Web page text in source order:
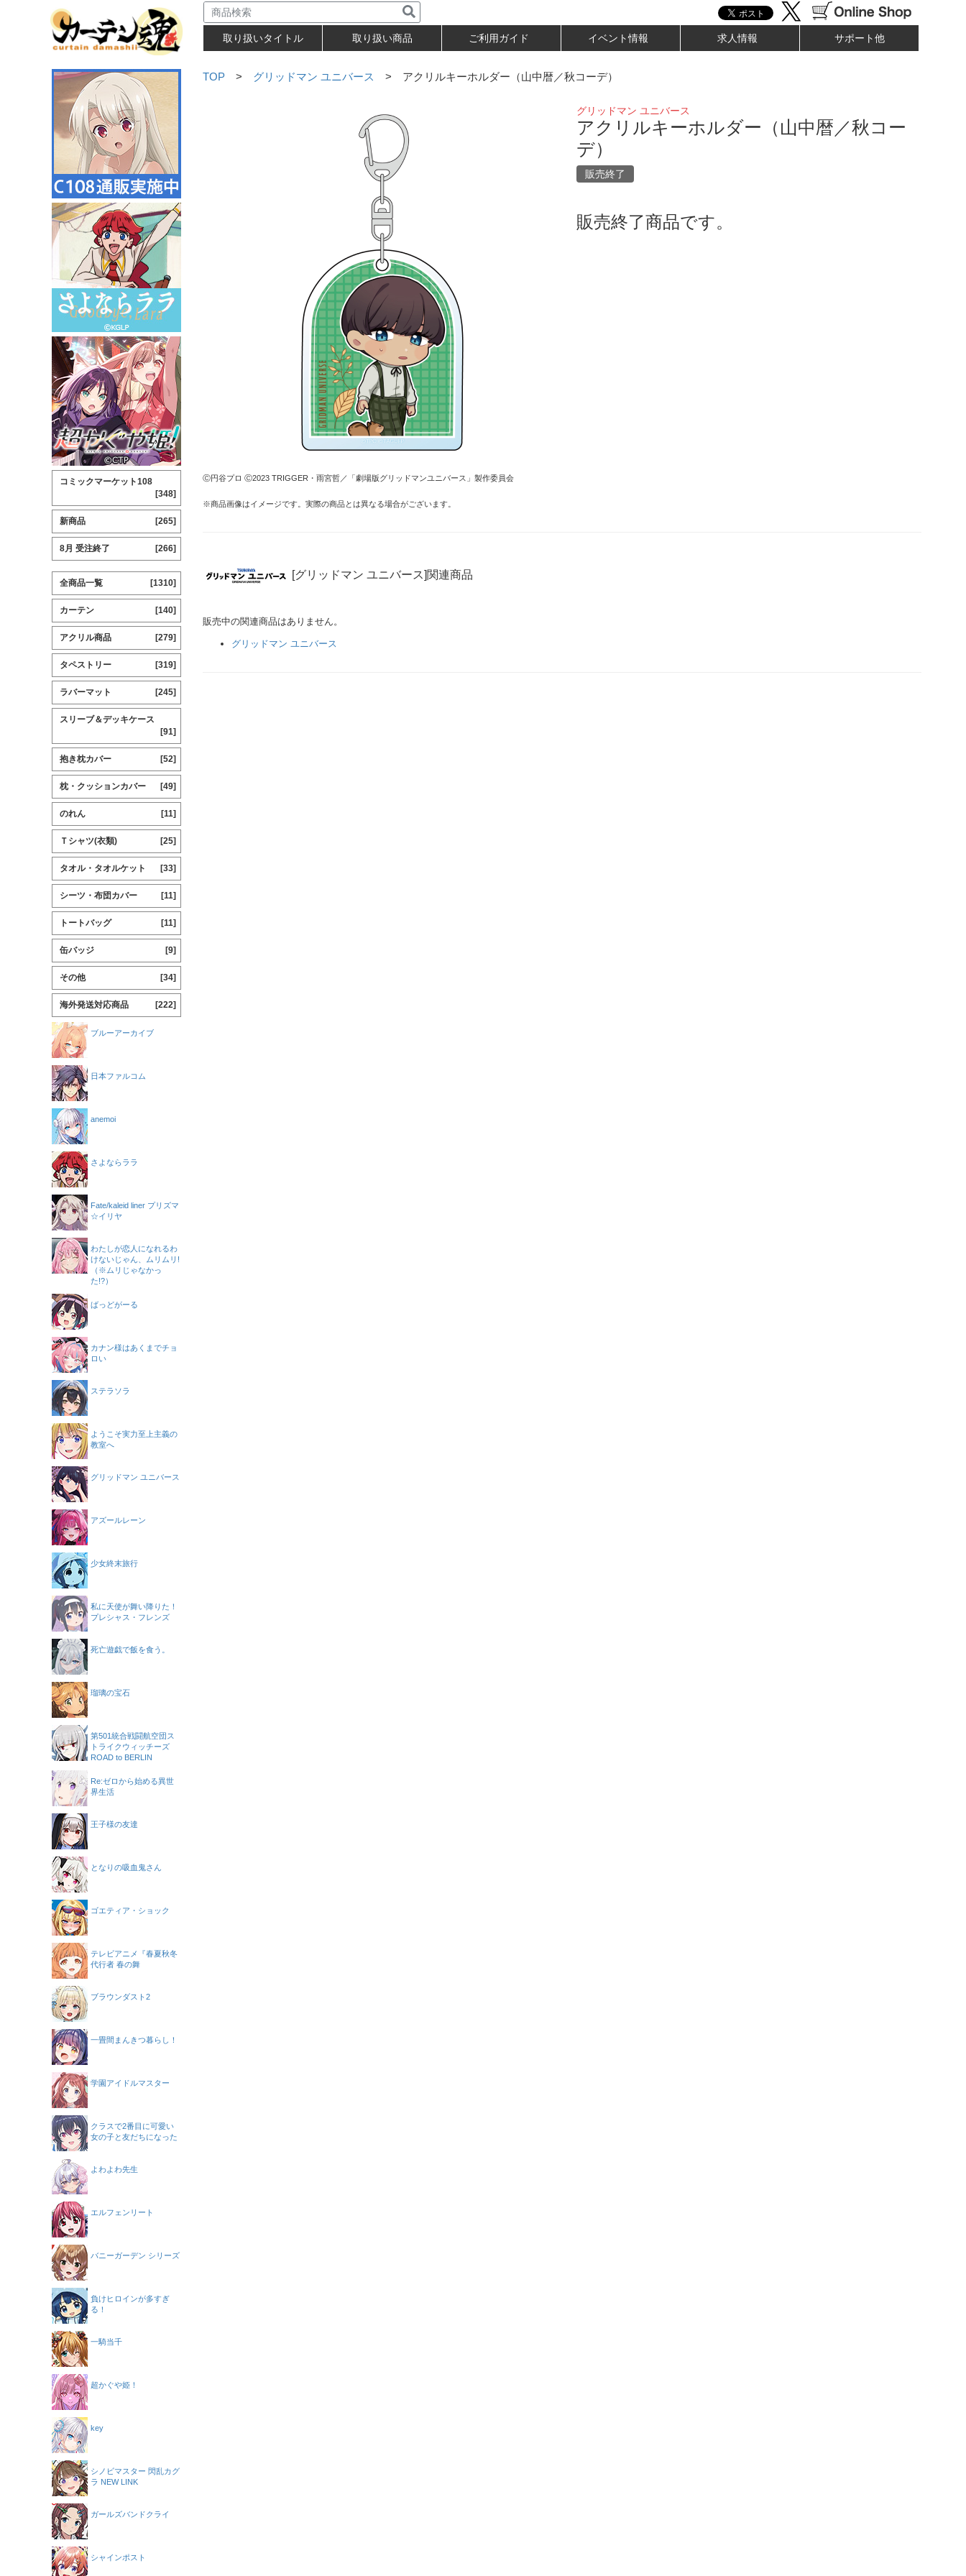
取り扱いタイトル 取り扱い商品 ご利用ガイド イベント情報 求人情報 サポート他
TOP > グリッドマン ユニバース > アクリルキーホルダー（山中暦／秋コーデ）
Ⓒ円谷プロ Ⓒ2023 TRIGGER・雨宮哲／「劇場版グリッドマンユニバース」製作委員会
※商品画像はイメージです。実際の商品とは異なる場合がございます。
グリッドマン ユニバース
アクリルキーホルダー（山中暦／秋コー
デ）
販売終了
販売終了商品です。
[グリッドマン ユニバース]関連商品
販売中の関連商品はありません。
グリッドマン ユニバース
コミックマーケット108
[348]
新商品 [265]
8月 受注終了 [266]
全商品一覧 [1310]
カーテン [140]
アクリル商品 [279]
タペストリー [319]
ラバーマット [245]
スリーブ＆デッキケース
[91]
抱き枕カバー [52]
枕・クッションカバー [49]
のれん [11]
Ｔシャツ(衣類) [25]
タオル・タオルケット [33]
シーツ・布団カバー [11]
トートバッグ [11]
缶バッジ [9]
その他 [34]
海外発送対応商品 [222]
ブルーアーカイブ
日本ファルコム
anemoi
さよならララ
Fate/kaleid liner プリズマ
☆イリヤ
わたしが恋人になれるわ
けないじゃん、ムリムリ!
（※ムリじゃなかっ
た!?）
ばっどがーる
カナン様はあくまでチョ
ロい
ステラソラ
ようこそ実力至上主義の
教室へ
グリッドマン ユニバース
アズールレーン
少女終末旅行
私に天使が舞い降りた！
プレシャス・フレンズ
死亡遊戯で飯を食う。
瑠璃の宝石
第501統合戦闘航空団ス
トライクウィッチーズ
ROAD to BERLIN
Re:ゼロから始める異世
界生活
王子様の友達
となりの吸血鬼さん
ゴエティア・ショック
テレビアニメ『春夏秋冬
代行者 春の舞
ブラウンダスト2
一畳間まんきつ暮らし！
学園アイドルマスター
クラスで2番目に可愛い
女の子と友だちになった
よわよわ先生
エルフェンリート
バニーガーデン シリーズ
負けヒロインが多すぎ
る！
一騎当千
超かぐや姫！
key
シノビマスター 閃乱カグ
ラ NEW LINK
ガールズバンドクライ
シャインポスト